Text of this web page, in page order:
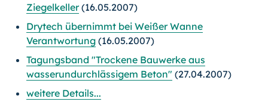
Ziegelkeller(16.05.2007)
Drytech übernimmt bei Weißer Wanne
Verantwortung (16.05.2007)
Tagungsband "Trockene Bauwerke aus
wasserundurchlässigem Beton" (27.04.2007)
weitere Details...